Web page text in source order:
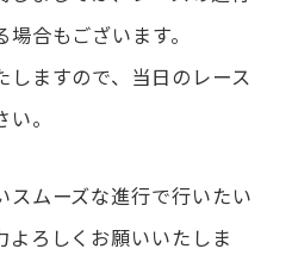
合もございます。
しますので、当日のレース
。
スムーズな進行で行いたい
よろしくお願いいたしま